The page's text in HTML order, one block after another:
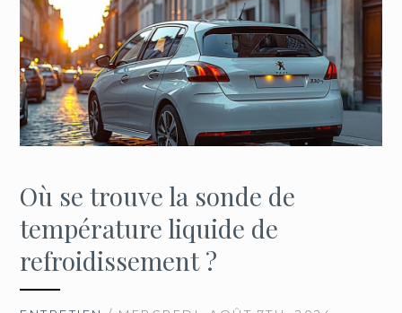
Où se trouve la sonde de
température liquide de
refroidissement ?